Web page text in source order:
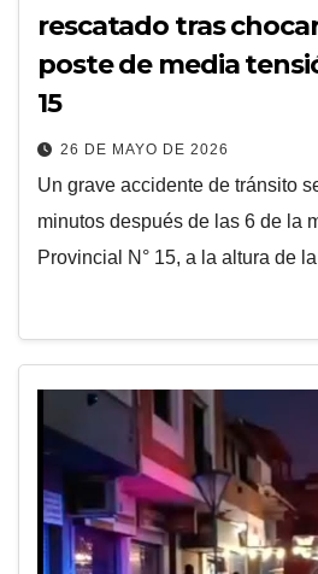
rescatado tras
poste de media
15
26 DE MAYO DE 2026
Un grave accidente de tránsito
minutos después de las 6 de la
Provincial N° 15, a la altura de